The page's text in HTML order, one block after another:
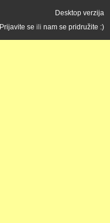
Desktop verzija
Prijavite se ili nam se pridružite :)